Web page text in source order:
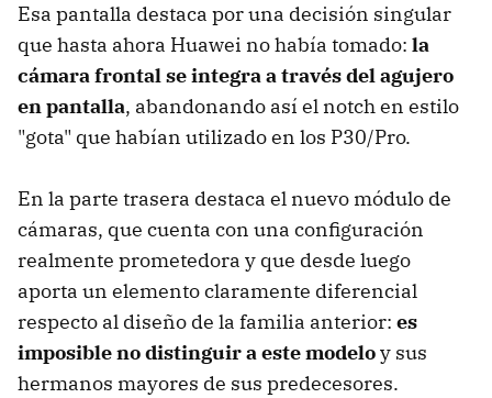
Esa pantalla destaca por una decisión singular
que hasta ahora Huawei no había tomado: la
cámara frontal se integra a través del agujero
en pantalla, abandonando así el notch en estilo
"gota" que habían utilizado en los P30/Pro.
En la parte trasera destaca el nuevo módulo de
cámaras, que cuenta con una configuración
realmente prometedora y que desde luego
aporta un elemento claramente diferencial
respecto al diseño de la familia anterior: es
imposible no distinguir a este modeloy sus
hermanos mayores de sus predecesores.